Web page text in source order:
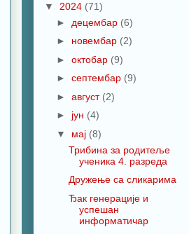
▼ 2024 (71)
► децембар (6)
► новембар (2)
► октобар (9)
► септембар (9)
► август (2)
► јун (4)
▼ мај (8)
Трибина за родитеље
ученика 4. разреда
Дружење са сликарима
Ђак генерације и
успешан
информатичар